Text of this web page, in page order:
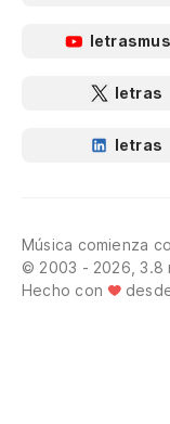
letras
letras
Música comienza
© 2003 - 2026, 3.8
Hecho con